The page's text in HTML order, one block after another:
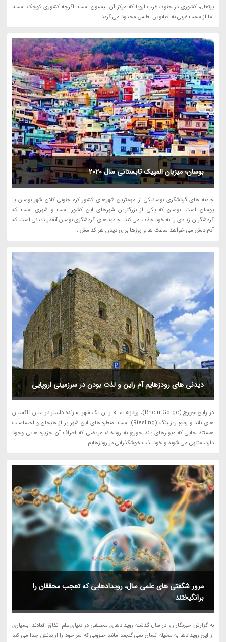
پرتغال، کشوری در جنوب غرب اروپا که مرکز آن لیسبون است. اگرچه کشوری کوچک است،
اما از سمت غربی به اقیانوس اطلس محدود می گردد.
بوسان؛ میزبان المپیک تابستانی سال 2020
جاذبه های گردشگری بوسانیکی از مهمترین شهرهای کشور کره جنوبی کلان شهر بوسان یا
پوسان است. بوسان که یکی از بزرگترین شهرهای این کشور است و شهری است که
گردشگران زیادی را به خود جذب می کند. جاذبه های گردشگری بوسان آنقدر دیدنی است که
آدم دلش می خواهد ساعت ها و روزها برای دیدن هر کدامش...
دیدنی های رودزهایم آم راین و لذت بودن در سرزمینی اروپایی
در راین جورج (Rhein Gorge)، رودزهایم ام راین یک شهر سازنده دلستر در میان تاکستان
های بلند و رفیع ریزلینگ (Riesling) است. منظره های این شهر پر از هیجان و احساسات
هستند جایی که دیوارهای بلند جورج به رودخانه عریضی که اطراف آن جزیره هایی وجود
دارد، منتهی می شوند و خود لذت خوشگذرانی در رودزهایم...
مرور شگفتی های علمی سال، رویدادهایی که تعجب محققان را
برانگیختند
به گزارش خبرنگاران، در سال گذشته رویدادهای مختلفی در دنیای علم اتفاق افتادند. بسیاری
از این رویدادها به مخیله انسان نمی گنجند مانند حلزونی که سر خود را از بدنش جدا می کند